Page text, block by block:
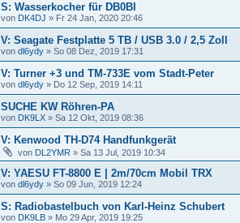
S: Wasserkocher für DB0BI
von DK4DJ » Fr 24 Jan, 2020 20:46
V: Seagate Festplatte 5 TB / USB 3.0 / 2,5 Zoll
von dl6ydy » So 08 Dez, 2019 17:31
V: Turner +3 und TM-733E vom Stadt-Peter
von dl6ydy » Do 12 Sep, 2019 14:11
SUCHE KW Röhren-PA
von DK9LX » Sa 12 Okt, 2019 08:36
V: Kenwood TH-D74 Handfunkgerät
von DL2YMR » Sa 13 Jul, 2019 10:34
V: YAESU FT-8800 E | 2m/70cm Mobil TRX
von dl6ydy » So 09 Jun, 2019 12:24
S: Radiobastelbuch von Karl-Heinz Schubert
von DK9LB » Mo 29 Apr, 2019 19:25